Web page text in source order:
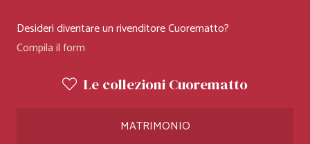
Desideri diventare un rivenditore Cuorematto?
Compila il form
Le collezioni Cuorematto
MATRIMONIO